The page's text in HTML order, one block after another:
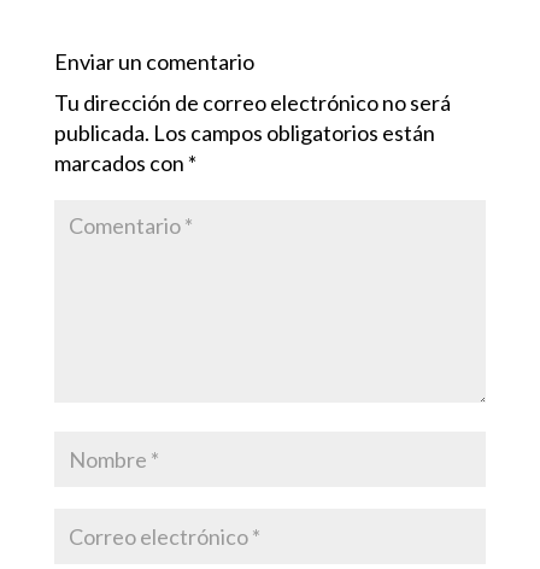
Enviar un comentario
Tu dirección de correo electrónico no será
publicada. Los campos obligatorios están
marcados con *